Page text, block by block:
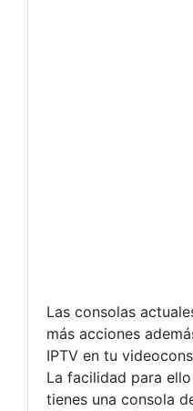
Las consolas
más acciones
IPTV en tu
La facilidad para
tienes una consola